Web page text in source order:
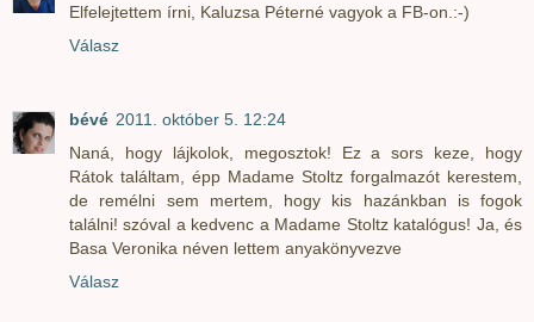
Elfelejtettem írni, Kaluzsa Péterné vagyok a FB-on.:-)
Válasz
bévé 2011. október 5. 12:24
Naná, hogy lájkolok, megosztok! Ez a sors keze, hogy
Rátok találtam, épp Madame Stoltz forgalmazót kerestem,
de remélni sem mertem, hogy kis hazánkban is fogok
találni! szóval a kedvenc a Madame Stoltz katalógus! Ja, és
Basa Veronika néven lettem anyakönyvezve
Válasz